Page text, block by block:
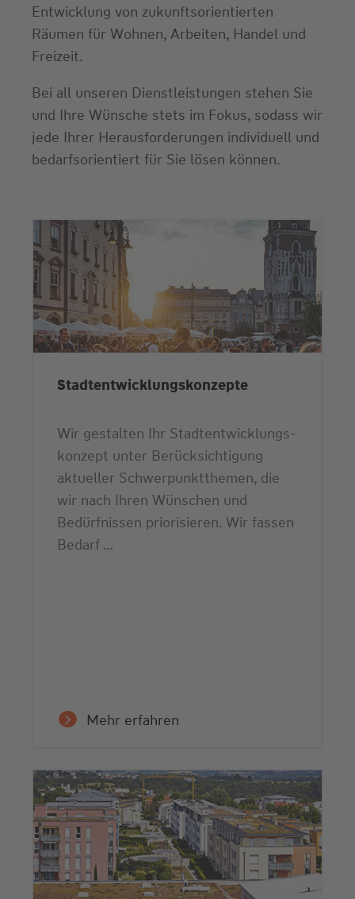
Entwicklung von zukunftsorientierten
Räumen für Wohnen, Arbeiten, Handel und
Freizeit.
Bei all unseren Dienstleistungen stehen Sie
und Ihre Wünsche stets im Fokus, sodass wir
jede Ihrer Herausforderungen individuell und
bedarfsorientiert für Sie lösen können.
Stadtentwicklungs­konzepte
Wir gestalten Ihr Stadtentwicklungs­
konzept unter Berücksichtigung
aktueller Schwerpunkt­themen, die
wir nach Ihren Wünschen und
Bedürfnissen priorisieren. Wir fassen
Bedarf …
Mehr erfahren